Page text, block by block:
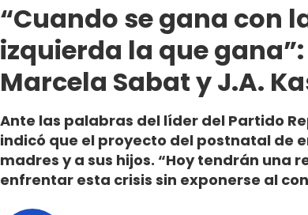
“Cuando se gana con
izquierda la que
Marcela Sabat y J.A.
Ante las palabras del líder del Partido
indicó que el proyecto del postnatal de
madres y a sus hijos. “Hoy tendrán
enfrentar esta crisis sin exponerse al